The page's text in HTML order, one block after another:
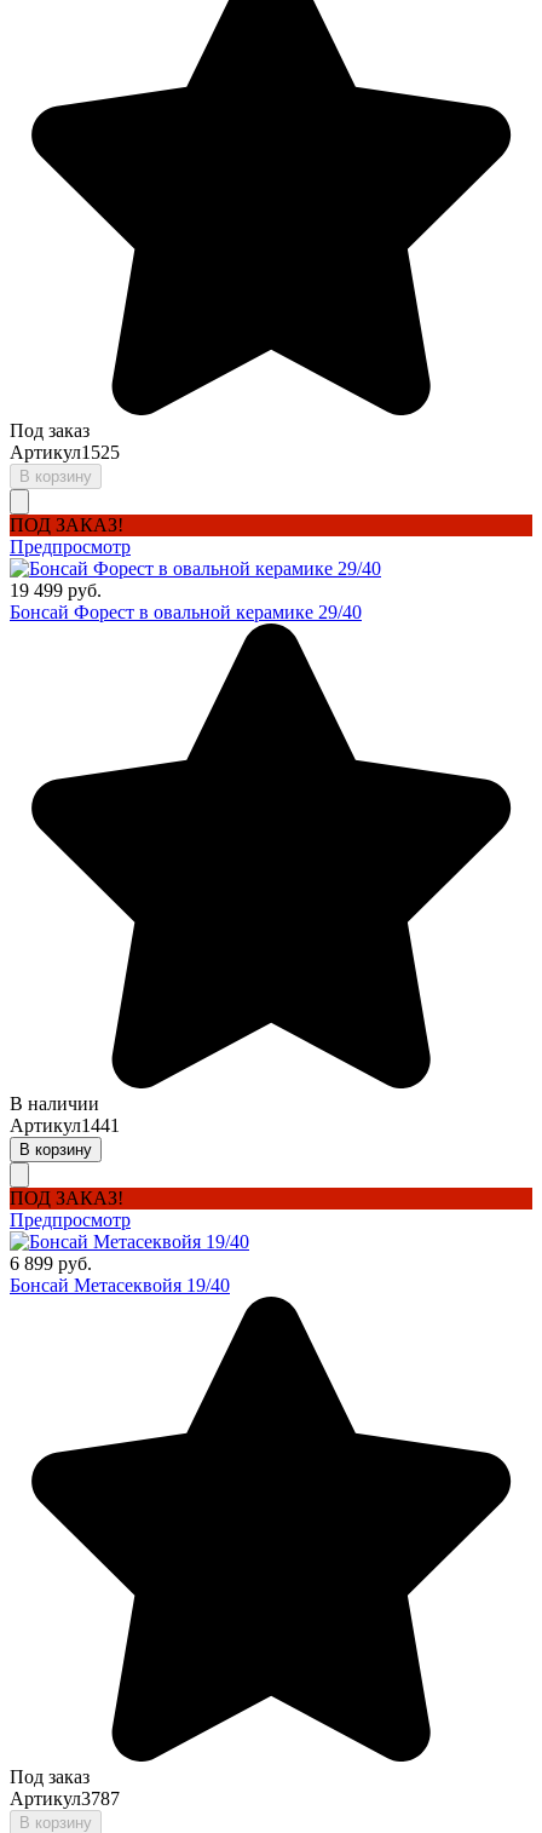
Под заказ
Артикул1525
В корзину
ПОД ЗАКАЗ!
Предпросмотр
19 499 руб.
Бонсай Форест в овальной керамике 29/40
В наличии
Артикул1441
В корзину
ПОД ЗАКАЗ!
Предпросмотр
6 899 руб.
Бонсай Метасеквойя 19/40
Под заказ
Артикул3787
В корзину